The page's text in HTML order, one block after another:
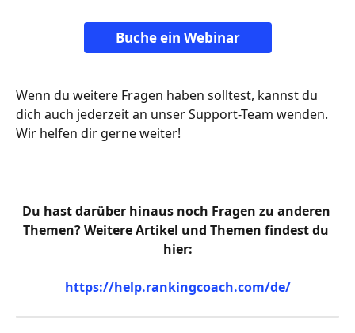
Buche ein Webinar
Wenn du weitere Fragen haben solltest, kannst du
dich auch jederzeit an unser Support-Team wenden.
Wir helfen dir gerne weiter!
Du hast darüber hinaus noch Fragen zu anderen
Themen? Weitere Artikel und Themen findest du
hier:
https://help.rankingcoach.com/de/